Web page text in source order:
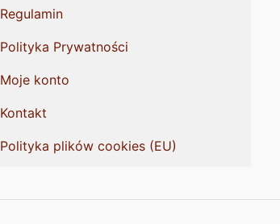
Regulamin
Polityka Prywatności
Moje konto
Kontakt
Polityka plików cookies (EU)